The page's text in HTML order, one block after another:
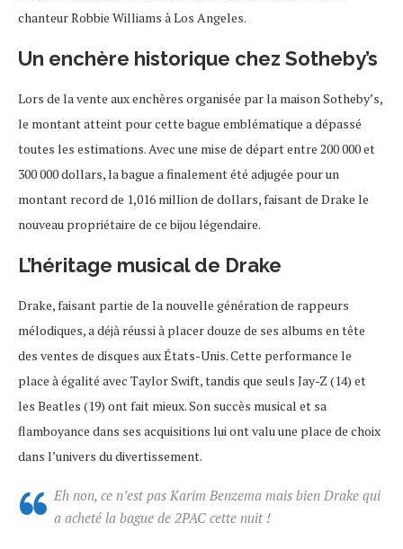
chanteur Robbie Williams à Los Angeles.
Un enchère historique chez Sotheby’s
Lors de la vente aux enchères organisée par la maison Sotheby’s,
le montant atteint pour cette bague emblématique a dépassé
toutes les estimations. Avec une mise de départ entre 200 000 et
300 000 dollars, la bague a finalement été adjugée pour un
montant record de 1,016 million de dollars, faisant de Drake le
nouveau propriétaire de ce bijou légendaire.
L’héritage musical de Drake
Drake, faisant partie de la nouvelle génération de rappeurs
mélodiques, a déjà réussi à placer douze de ses albums en tête
des ventes de disques aux États-Unis. Cette performance le
place à égalité avec Taylor Swift, tandis que seuls Jay-Z (14) et
les Beatles (19) ont fait mieux. Son succès musical et sa
flamboyance dans ses acquisitions lui ont valu une place de choix
dans l’univers du divertissement.
Eh non, ce n’est pas Karim Benzema mais bien Drake qui
a acheté la bague de 2PAC cette nuit !